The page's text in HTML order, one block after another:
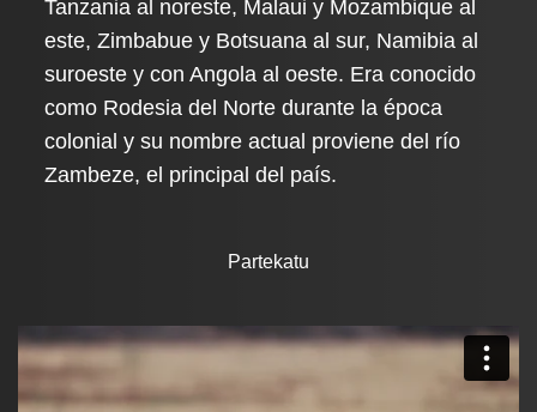
Tanzania al noreste, Malaui y Mozambique al
este, Zimbabue y Botsuana al sur, Namibia al
suroeste y con Angola al oeste. Era conocido
como Rodesia del Norte durante la época
colonial y su nombre actual proviene del río
Zambeze, el principal del país.
Partekatu